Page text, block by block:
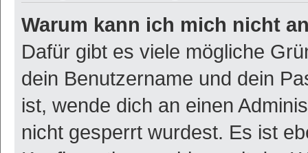
Warum kann ich mich nicht
Dafür gibt es viele mögliche
dein Benutzername und dein
ist, wende dich an einen
nicht gesperrt wurdest. Es ist